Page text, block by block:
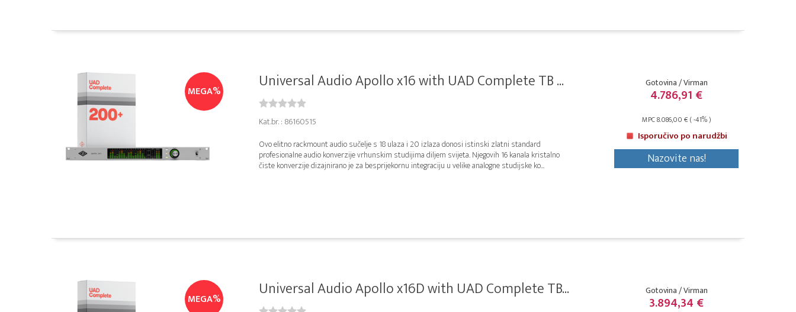
MEGA% Universal Audio Apollo x16 with UAD Complete TB ...
Kat.br. : 86160515
Ovo elitno rackmount audio sučelje s 18 ulaza i 20 izlaza donosi istinski zlatni standard
profesionalne audio konverzije vrhunskim studijima diljem svijeta. Njegovih 16 kanala kristalno
čiste konverzije dizajnirano je za besprijekornu integraciju u velike analogne studijske ko...
Gotovina / Virman
4.786,91 €
MPC 8.086,00 € ( -41% )
Isporučivo po narudžbi
Nazovite nas!
MEGA% Universal Audio Apollo x16D with UAD Complete TB... Gotovina / Virman
3.894,34 €